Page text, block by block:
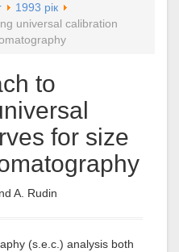
1993 рік
universal calibration
to
for size
A. Rudin
(s.e.c.) analysis both